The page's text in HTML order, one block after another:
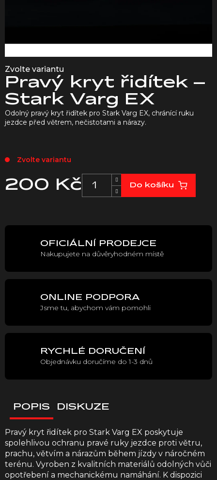
Zvolte variantu
Pravý kryt řidítek –
Stark Varg EX
200 Kč
cena:
Zvolte variantu
Do košíku
Odolný pravý kryt řidítek pro Stark Varg EX, chránící ruku
jezdce před větrem, nečistotami a nárazy.
OFICIÁLNÍ PRODEJCE
Nakupujete na důvěryhodném místě
ONLINE PODPORA
Jsme tu, abychom vám pomohli
RYCHLÉ DORUČENÍ
Objednávku doručíme do 1-3 dnů
POPIS DISKUZE
Pravý kryt řidítek pro Stark Varg EX poskytuje
spolehlivou ochranu pravé ruky jezdce proti větru,
prachu, větvím a nárazům během jízdy v náročném
terénu. Vyroben z kvalitních materiálů odolných vůči
opotřebení a mechanickému namáhání. K dispozici